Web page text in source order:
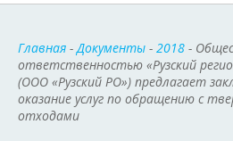
Главная -Документы - 2018 -
ответственностью «Рузский
(ООО «Рузский РО») предлагает
оказание услуг по обращению с
отходами